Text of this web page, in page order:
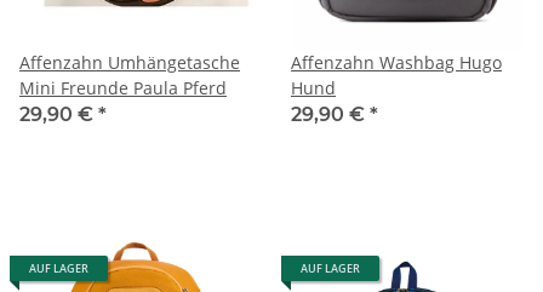
Affenzahn Umhängetasche
Mini Freunde Paula Pferd
29,90 € *
Affenzahn Washbag Hugo
Hund
29,90 € *
AUF LAGER AUF LAGER